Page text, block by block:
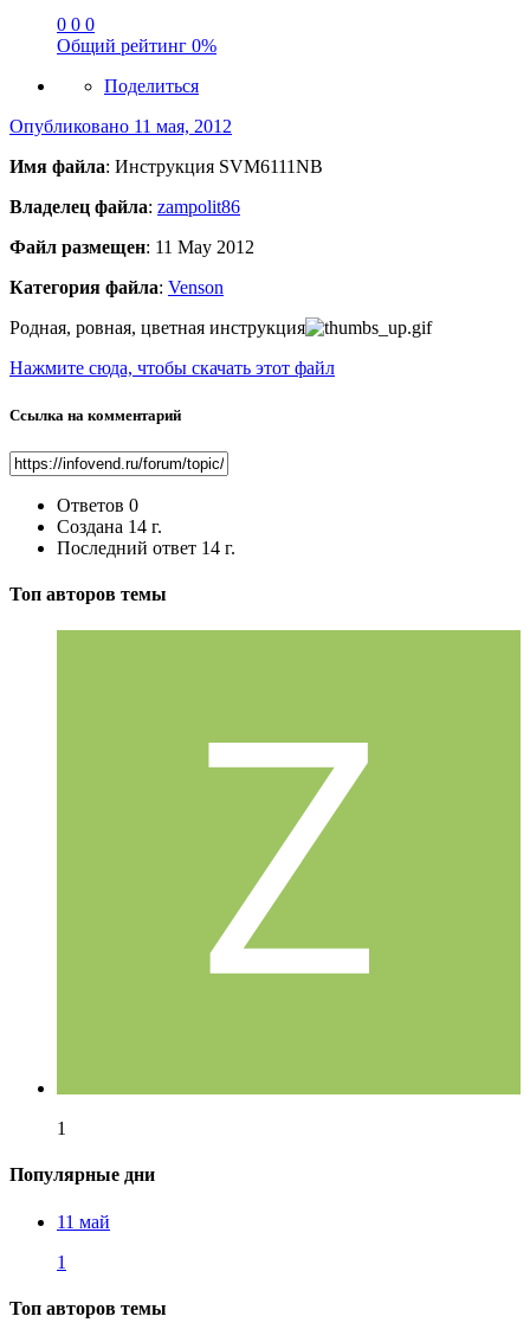
0 0 0
Общий рейтинг 0%
Поделиться
Опубликовано 11 мая, 2012
Имя файла: Инструкция SVM6111NB
Владелец файла: zampolit86
Файл размещен: 11 May 2012
Категория файла: Venson
Родная, ровная, цветная инструкция
Нажмите сюда, чтобы скачать этот файл
Ссылка на комментарий
Ответов 0
Создана 14 г.
Последний ответ 14 г.
Топ авторов темы
1
Популярные дни
11 май
1
Топ авторов темы